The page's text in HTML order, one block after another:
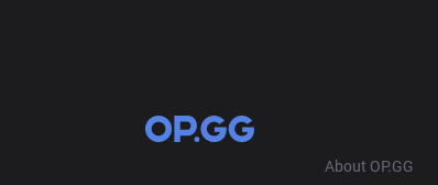
About OP.GG